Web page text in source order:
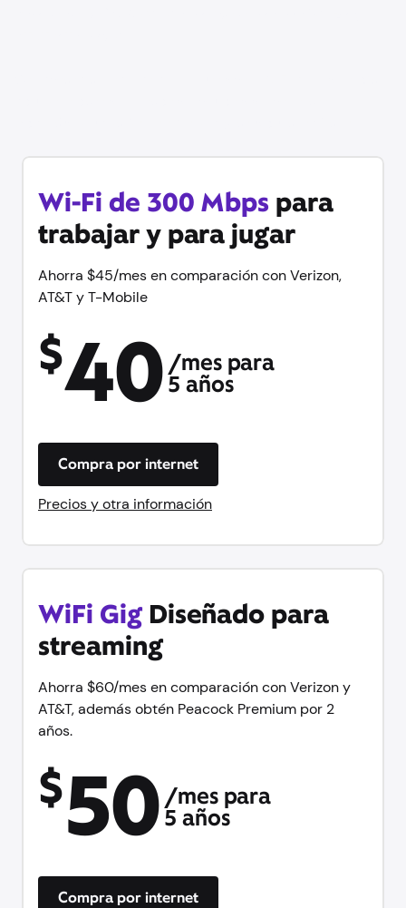
Wi-Fi de 300 Mbps para
trabajar y para jugar
Ahorra $45/mes en comparación con Verizon,
AT&T y T-Mobile
$40 /mes para
5 años
Compra por internet
Precios y otra información
WiFi GigDiseñado para
streaming
Ahorra $60/mes en comparación con Verizon y
AT&T, además obtén Peacock Premium por 2
años.
$50 /mes para
5 años
Compra por internet